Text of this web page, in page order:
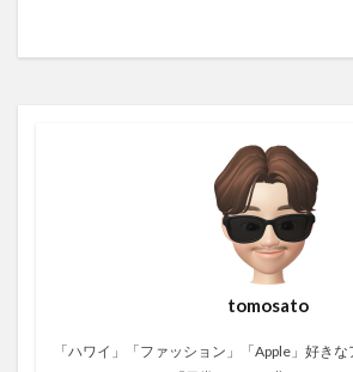
tomosato
「ハワイ」「ファッション」「Apple」好きな